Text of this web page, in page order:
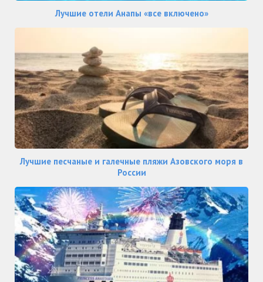
Лучшие отели Анапы «все включено»
Лучшие песчаные и галечные пляжи Азовского моря в
России